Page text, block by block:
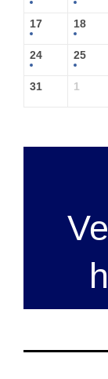
17 18
24 25
31 1